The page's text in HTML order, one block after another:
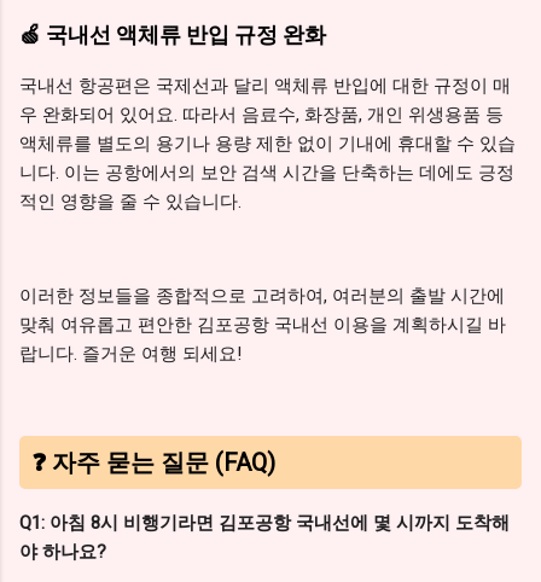
🍏 국내선 액체류 반입 규정 완화
국내선 항공편은 국제선과 달리 액체류 반입에 대한 규정이 매
우 완화되어 있어요. 따라서 음료수, 화장품, 개인 위생용품 등
액체류를 별도의 용기나 용량 제한 없이 기내에 휴대할 수 있습
니다. 이는 공항에서의 보안 검색 시간을 단축하는 데에도 긍정
적인 영향을 줄 수 있습니다.
이러한 정보들을 종합적으로 고려하여, 여러분의 출발 시간에
맞춰 여유롭고 편안한 김포공항 국내선 이용을 계획하시길 바
랍니다. 즐거운 여행 되세요!
❓ 자주 묻는 질문 (FAQ)
Q1: 아침 8시 비행기라면 김포공항 국내선에 몇 시까지 도착해
야 하나요?